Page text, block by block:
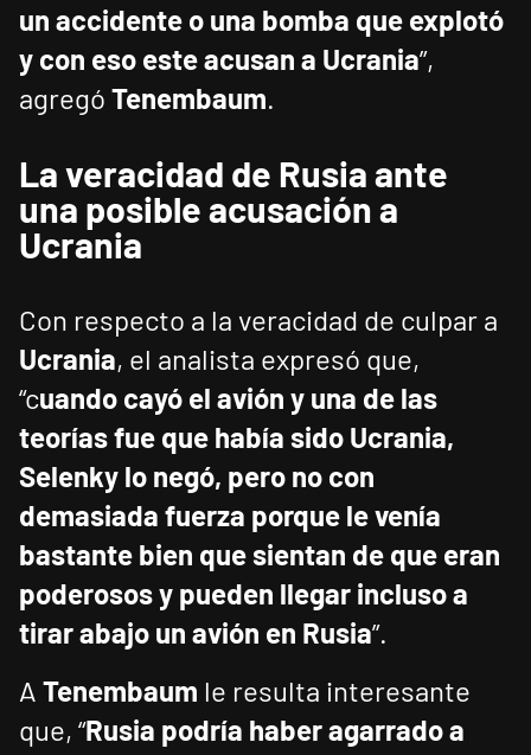
un accidente o una bomba que explotó
y con eso este acusan a Ucrania”,
agregó Tenembaum.
La veracidad de Rusia ante
una posible acusación a
Ucrania
Con respecto a la veracidad de culpar a
Ucrania, el analista expresó que,
“cuando cayó el avión y una de las
teorías fue que había sido Ucrania,
Selenky lo negó, pero no con
demasiada fuerza porque le venía
bastante bien que sientan de que eran
poderosos y pueden llegar incluso a
tirar abajo un avión en Rusia”.
A Tenembaum le resulta interesante
que, “Rusia podría haber agarrado a